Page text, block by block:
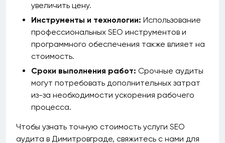
увеличить цену.
Инструменты и технологии: Использование
профессиональных SEO инструментов и
программного обеспечения также влияет на
стоимость.
Сроки выполнения работ: Срочные аудиты
могут потребовать дополнительных затрат
из-за необходимости ускорения рабочего
процесса.
Чтобы узнать точную стоимость услуги SEO
аудита в Димитровграде, свяжитесь с нами для